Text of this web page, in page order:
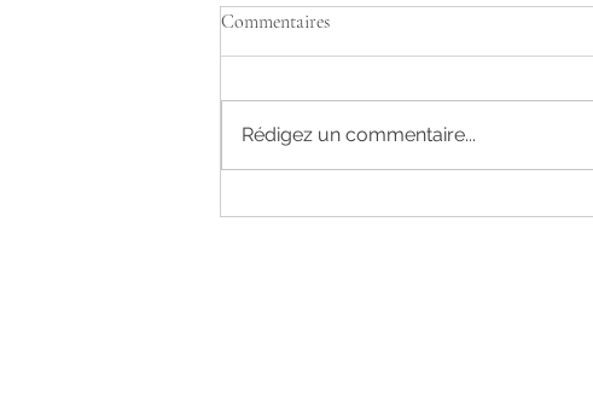
Commentaires
Rédigez un commentaire...